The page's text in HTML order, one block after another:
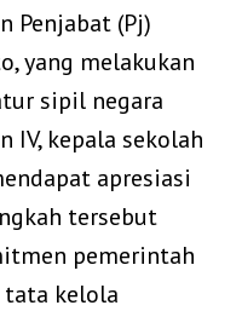
Penjabat (Pj)
yang melakukan
sipil negara
IV, kepala sekolah
apresiasi
tersebut
pemerintah
tata kelola